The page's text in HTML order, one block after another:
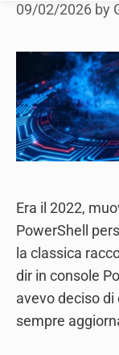
09/02/2026 by
Era il 2022,
PowerShell
la classica
dir in console
avevo deciso
sempre